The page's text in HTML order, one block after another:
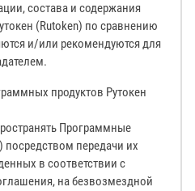
состава и содержания
(Rutoken) по сравнению
и/или рекомендуются для
продуктов Рутокен
Программные
посредством передачи их
в соответствии с
на безвозмездной